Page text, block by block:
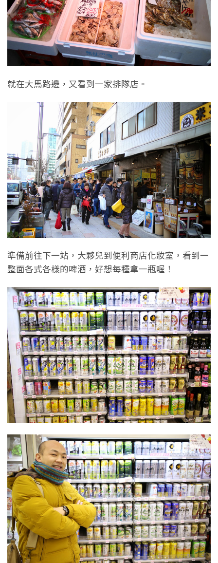
就在大馬路邊，又看到一家排隊店。
準備前往下一站，大夥兒到便利商店化妝室，看到一
整面各式各樣的啤酒，好想每種拿一瓶喔！